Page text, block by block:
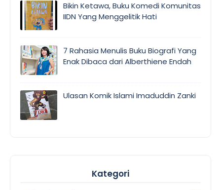
Bikin Ketawa, Buku Komedi Komunitas
IIDN Yang Menggelitik Hati
7 Rahasia Menulis Buku Biografi Yang
Enak Dibaca dari Alberthiene Endah
Ulasan Komik Islami Imaduddin Zanki
Kategori